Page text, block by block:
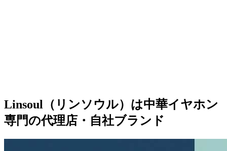
Linsoul（リンソウル）は中華イヤホン
専門の代理店・自社ブランド